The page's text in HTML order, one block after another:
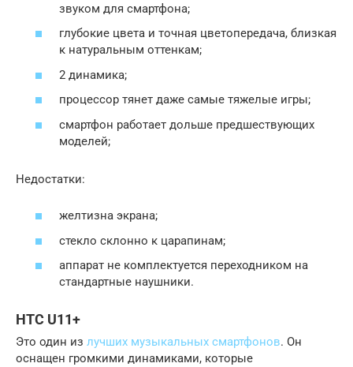
звуком для смартфона;
глубокие цвета и точная цветопередача, близкая
к натуральным оттенкам;
2 динамика;
процессор тянет даже самые тяжелые игры;
смартфон работает дольше предшествующих
моделей;
Недостатки:
желтизна экрана;
стекло склонно к царапинам;
аппарат не комплектуется переходником на
стандартные наушники.
HTC U11+
Это один из лучших музыкальных смартфонов. Он
оснащен громкими динамиками, которые